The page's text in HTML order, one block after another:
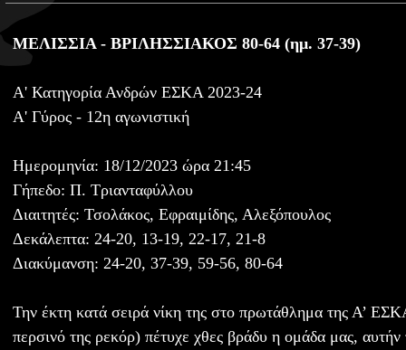
ΜΕΛΙΣΣΙΑ - BΡΙΛΗΣΣΙΑΚΟΣ 80-64 (ημ. 37-39)
Α' Κατηγορία Ανδρών ΕΣΚΑ 2023-24
Α' Γύρος - 12η αγωνιστική
Ημερομηνία: 18/12/2023 ώρα 21:45
Γήπεδο: Π. Τριανταφύλλου
Διαιτητές: Τσολάκος, Εφραιμίδης, Αλεξόπουλος
Δεκάλεπτα: 24-20, 13-19, 22-17, 21-8
Διακύμανση: 24-20, 37-39, 59-56, 80-64
Την έκτη κατά σειρά νίκη της στο πρωτάθλημα της Α’
περσινό της ρεκόρ) πέτυχε χθες βράδυ η ομάδα μας, αυτήν